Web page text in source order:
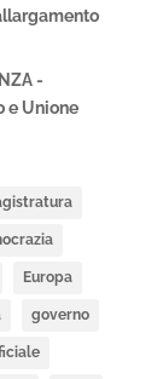
-
e Unione
Europa
governo